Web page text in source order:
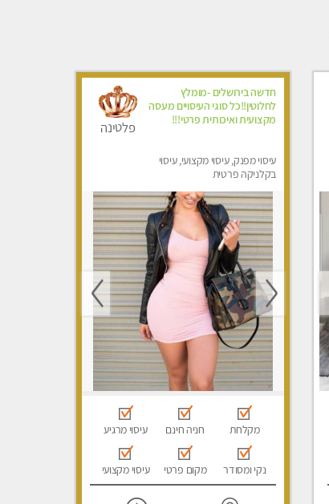
חדשה בירושלים -מומלץ
לחלוטין!!כל סוגי העיסויים מעסה
מקצועית ואיכותית פרטי!!!
עיסוי מפנק, עיסוי מקצועי, עיסוי
בקלניקה פרטית
פלטינה
מקלחת חניה חינם עיסוי מרגיע
נקי ומסודר מקום פרטי עיסוי מקצועי